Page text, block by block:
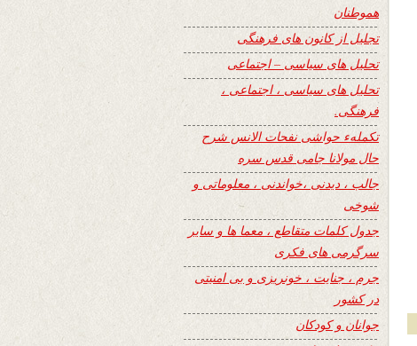
هموطنان
تجلیل از کانون های فرهنگی
تحلیل های سیاسی – اجتماعی
تحلیل های سیاسی ، اجتماعی ،
فرهنگی.
تکملهء حواشی نفحات الانس شرح
حال مولانا جامی قدس سره
جالب ، دیدنی ،خواندنی ، معلوماتی و
شوخی
جدول کلمات متقاطع ، معما ها و سایر
سرگرمی های فکری
جرم ، جنایت ، خونریزی و بی امنیتی
در کشور
جوانان و کودکان